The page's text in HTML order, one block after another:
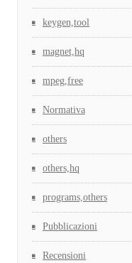
keygen,tool
magnet,hq
mpeg,free
Normativa
others
others,hq
programs,others
Pubblicazioni
Recensioni